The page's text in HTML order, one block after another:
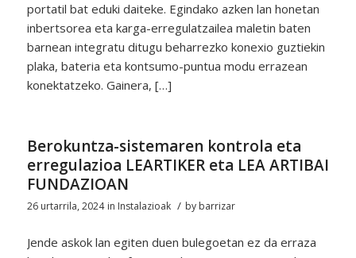
portatil bat eduki daiteke. Egindako azken lan honetan
inbertsorea eta karga-erregulatzailea maletin baten
barnean integratu ditugu beharrezko konexio guztiekin
plaka, bateria eta kontsumo-puntua modu errazean
konektatzeko. Gainera, […]
Berokuntza-sistemaren kontrola eta
erregulazioa LEARTIKER eta LEA ARTIBAI
FUNDAZIOAN
26 urtarrila, 2024 in Instalazioak / by barrizar
Jende askok lan egiten duen bulegoetan ez da erraza